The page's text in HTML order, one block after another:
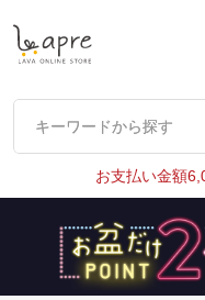
キーワードから探す
キーワードから探す
お支払い金額